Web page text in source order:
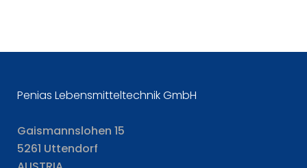
Penias Lebensmitteltechnik GmbH
Gaismannslohen 15
5261 Uttendorf